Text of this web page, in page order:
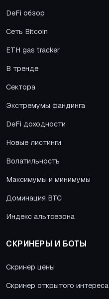
DeFi обзор
Сеть Bitcoin
ETH gas tracker
В тренде
Сектора
Экстремумы фандинга
DeFi доходности
Новые листинги
Волатильность
Максимумы и минимумы
Доминация BTC
Индекс альтсезона
СКРИНЕРЫ И БОТЫ
Скринер цены
Скринер открытого интереса